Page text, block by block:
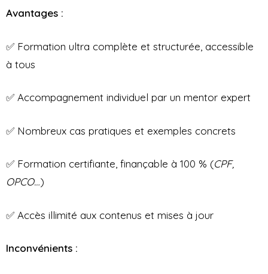
Avantages :
✅ Formation ultra complète et structurée, accessible
à tous
✅ Accompagnement individuel par un mentor expert
✅ Nombreux cas pratiques et exemples concrets
✅ Formation certifiante, finançable à 100 % (CPF,
OPCO…)
✅ Accès illimité aux contenus et mises à jour
Inconvénients :